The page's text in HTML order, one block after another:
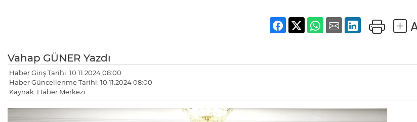
Vahap GÜNER Yazdı
Haber Giriş Tarihi: 10.11.2024 08:00
Haber Güncellenme Tarihi: 10.11.2024 08:00
Kaynak: Haber Merkezi